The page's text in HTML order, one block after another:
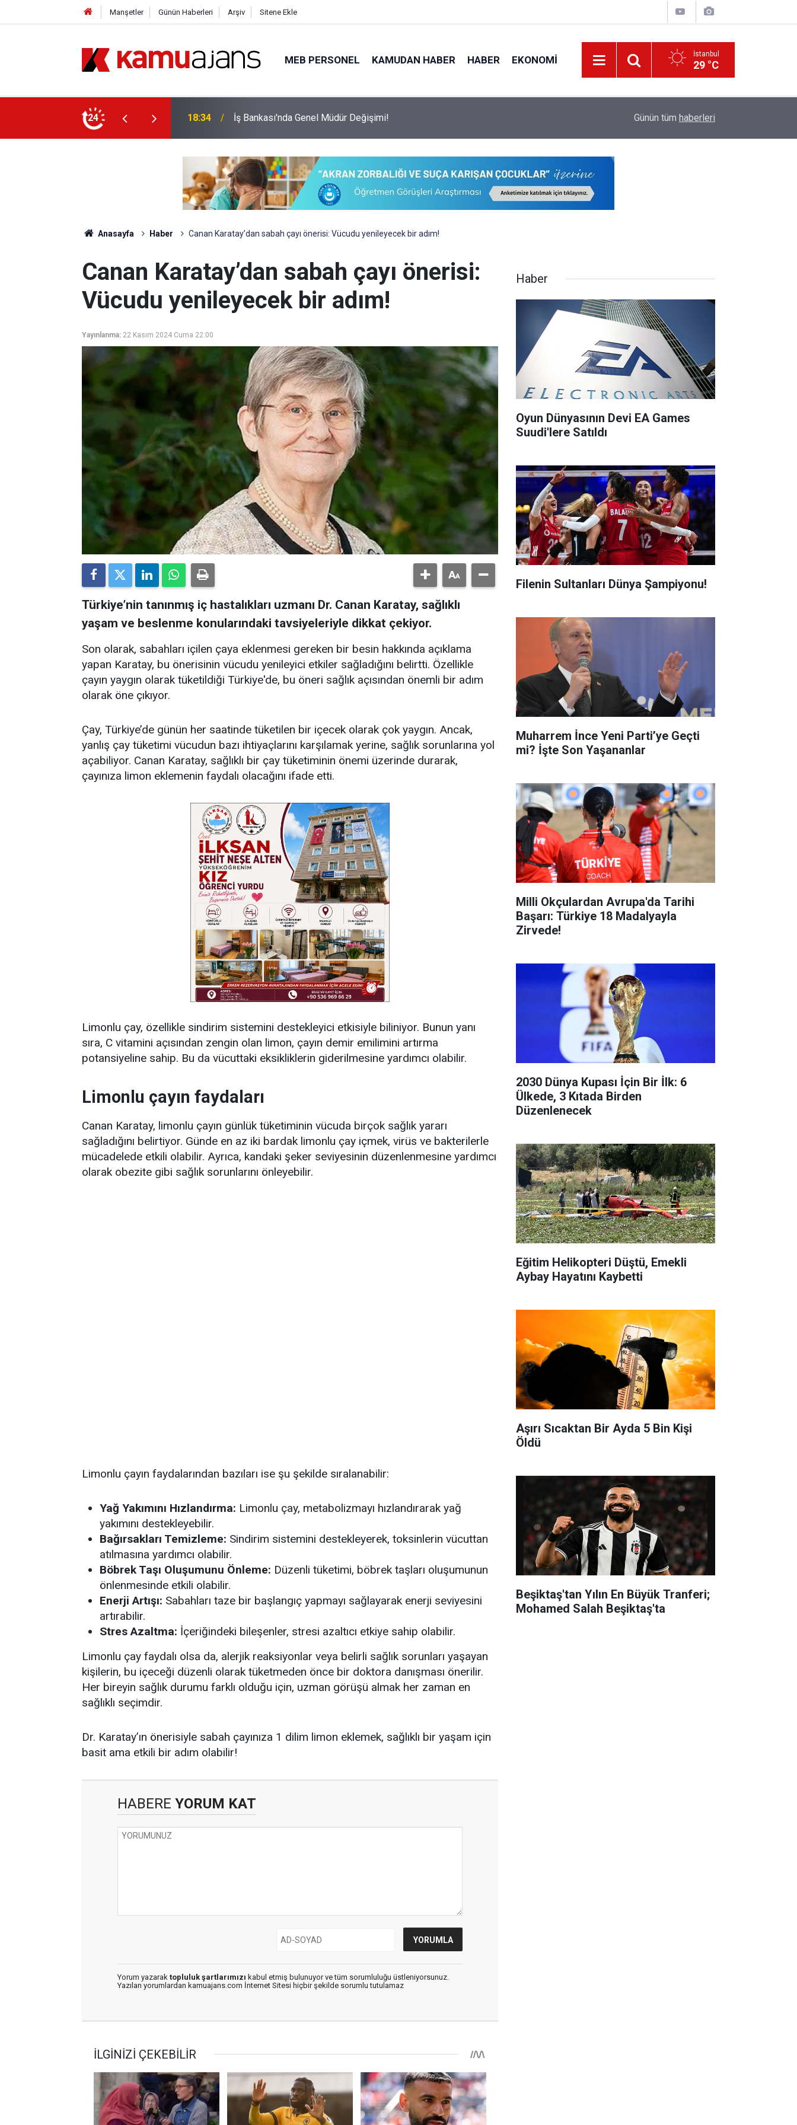
Manşetler Günün Haberleri Arşiv Sitene Ekle
MEB PERSONEL KAMUDAN HABER HABER EKONOMI İstanbul
29 °C
24 18:04 Okullara Görevlendirilecek Güvenlik Görevlileri Geniş Yetkilere Sahip Olacak! Okulların 2026-2027 Tatil Takvimi: İşte Resmi
Günün tüm haberleri
Anasayfa Haber Canan Karatay’dan sabah çayı önerisi: Vücudu yenileyecek bir adım!
Canan Karatay’dan sabah çayı önerisi:
Vücudu yenileyecek bir adım!
Yayınlanma: 22 Kasım 2024 Cuma 22:00
Türkiye’nin tanınmış iç hastalıkları uzmanı Dr. Canan Karatay, sağlıklı
yaşam ve beslenme konularındaki tavsiyeleriyle dikkat çekiyor.
Son olarak, sabahları içilen çaya eklenmesi gereken bir besin hakkında açıklama
yapan Karatay, bu önerisinin vücudu yenileyici etkiler sağladığını belirtti. Özellikle
çayın yaygın olarak tüketildiği Türkiye'de, bu öneri sağlık açısından önemli bir adım
olarak öne çıkıyor.
Çay, Türkiye’de günün her saatinde tüketilen bir içecek olarak çok yaygın. Ancak,
yanlış çay tüketimi vücudun bazı ihtiyaçlarını karşılamak yerine, sağlık sorunlarına yol
açabiliyor. Canan Karatay, sağlıklı bir çay tüketiminin önemi üzerinde durarak,
çayınıza limon eklemenin faydalı olacağını ifade etti.
Limonlu çay, özellikle sindirim sistemini destekleyici etkisiyle biliniyor. Bunun yanı
sıra, C vitamini açısından zengin olan limon, çayın demir emilimini artırma
potansiyeline sahip. Bu da vücuttaki eksikliklerin giderilmesine yardımcı olabilir.
Limonlu çayın faydaları
Canan Karatay, limonlu çayın günlük tüketiminin vücuda birçok sağlık yararı
sağladığını belirtiyor. Günde en az iki bardak limonlu çay içmek, virüs ve bakterilerle
mücadelede etkili olabilir. Ayrıca, kandaki şeker seviyesinin düzenlenmesine yardımcı
olarak obezite gibi sağlık sorunlarını önleyebilir.
Limonlu çayın faydalarından bazıları ise şu şekilde sıralanabilir:
Yağ Yakımını Hızlandırma: Limonlu çay, metabolizmayı hızlandırarak yağ
yakımını destekleyebilir.
Bağırsakları Temizleme: Sindirim sistemini destekleyerek, toksinlerin vücuttan
atılmasına yardımcı olabilir.
Böbrek Taşı Oluşumunu Önleme: Düzenli tüketimi, böbrek taşları oluşumunun
önlenmesinde etkili olabilir.
Enerji Artışı: Sabahları taze bir başlangıç yapmayı sağlayarak enerji seviyesini
artırabilir.
Stres Azaltma: İçeriğindeki bileşenler, stresi azaltıcı etkiye sahip olabilir.
Limonlu çay faydalı olsa da, alerjik reaksiyonlar veya belirli sağlık sorunları yaşayan
kişilerin, bu içeceği düzenli olarak tüketmeden önce bir doktora danışması önerilir.
Her bireyin sağlık durumu farklı olduğu için, uzman görüşü almak her zaman en
sağlıklı seçimdir.
Dr. Karatay’ın önerisiyle sabah çayınıza 1 dilim limon eklemek, sağlıklı bir yaşam için
basit ama etkili bir adım olabilir!
HABERE YORUM KAT
Yorum yazarak topluluk şartlarımızı kabul etmiş bulunuyor ve tüm sorumluluğu üstleniyorsunuz.
Yazılan yorumlardan kamuajans.com İnternet Sitesi hiçbir şekilde sorumlu tutulamaz
Haber
Oyun Dünyasının Devi EA Games
Suudi'lere Satıldı
Filenin Sultanları Dünya Şampiyonu!
Muharrem İnce Yeni Parti’ye Geçti
mi? İşte Son Yaşananlar
Milli Okçulardan Avrupa'da Tarihi
Başarı: Türkiye 18 Madalyayla
Zirvede!
2030 Dünya Kupası İçin Bir İlk: 6
Ülkede, 3 Kıtada Birden
Düzenlenecek
Eğitim Helikopteri Düştü, Emekli
Aybay Hayatını Kaybetti
Aşırı Sıcaktan Bir Ayda 5 Bin Kişi
Öldü
Beşiktaş'tan Yılın En Büyük Tranferi;
Mohamed Salah Beşiktaş'ta